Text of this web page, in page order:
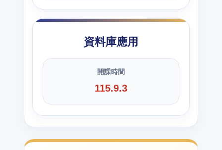
資料庫應用
開課時間
115.9.3